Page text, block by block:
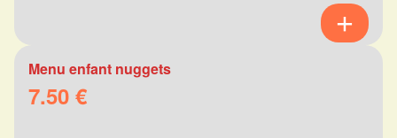
Menu enfant nuggets
7.50 €